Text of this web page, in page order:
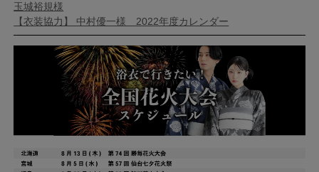
玉城裕規様
【衣装協力】 中村優一様 2022年度カレンダー